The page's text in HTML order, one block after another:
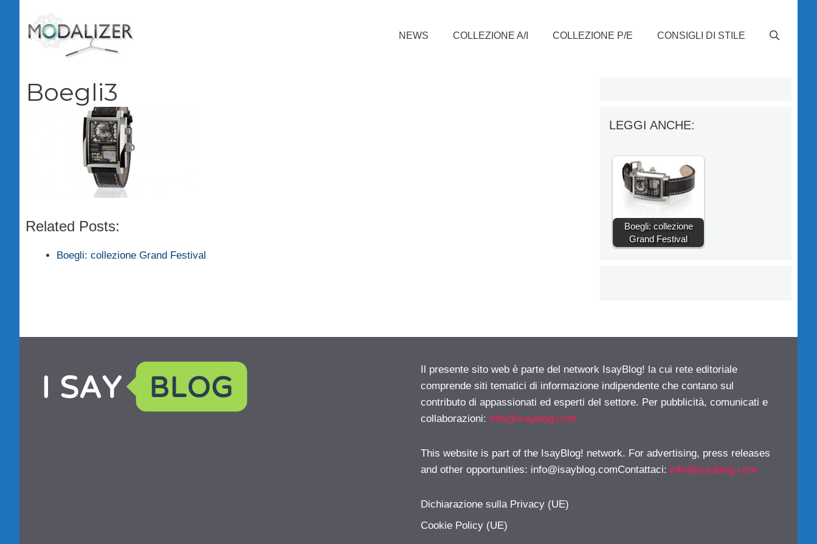
contenuto
NEWS COLLEZIONE A/I COLLEZIONE P/E CONSIGLI DI STILE
Boegli3
Related Posts:
Boegli: collezione Grand Festival
LEGGI ANCHE:
Boegli: collezione
Grand Festival
Il presente sito web è parte del network IsayBlog! la cui rete editoriale
comprende siti tematici di informazione indipendente che contano sul
contributo di appassionati ed esperti del settore. Per pubblicità, comunicati e
collaborazioni: info@isayblog.com
This website is part of the IsayBlog! network. For advertising, press releases
and other opportunities: info@isayblog.comContattaci: info@isayblog.com
Dichiarazione sulla Privacy (UE)
Cookie Policy (UE)